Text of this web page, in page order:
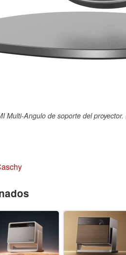
Multi-Angulo de soporte del